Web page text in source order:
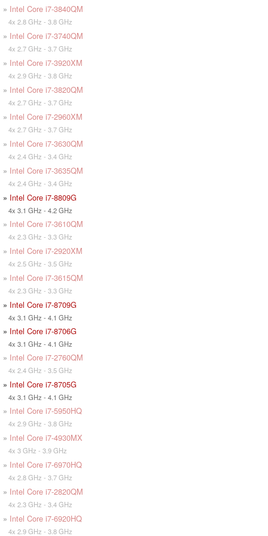
» Intel Core i7-3840QM
4x 2.8 GHz - 3.8 GHz
» Intel Core i7-3740QM
4x 2.7 GHz - 3.7 GHz
» Intel Core i7-3920XM
4x 2.9 GHz - 3.8 GHz
» Intel Core i7-3820QM
4x 2.7 GHz - 3.7 GHz
» Intel Core i7-2960XM
4x 2.7 GHz - 3.7 GHz
» Intel Core i7-3630QM
4x 2.4 GHz - 3.4 GHz
» Intel Core i7-3635QM
4x 2.4 GHz - 3.4 GHz
» Intel Core i7-8809G
4x 3.1 GHz - 4.2 GHz
» Intel Core i7-3610QM
4x 2.3 GHz - 3.3 GHz
» Intel Core i7-2920XM
4x 2.5 GHz - 3.5 GHz
» Intel Core i7-3615QM
4x 2.3 GHz - 3.3 GHz
» Intel Core i7-8709G
4x 3.1 GHz - 4.1 GHz
» Intel Core i7-8706G
4x 3.1 GHz - 4.1 GHz
» Intel Core i7-2760QM
4x 2.4 GHz - 3.5 GHz
» Intel Core i7-8705G
4x 3.1 GHz - 4.1 GHz
» Intel Core i7-5950HQ
4x 2.9 GHz - 3.8 GHz
» Intel Core i7-4930MX
4x 3 GHz - 3.9 GHz
» Intel Core i7-6970HQ
4x 2.8 GHz - 3.7 GHz
» Intel Core i7-2820QM
4x 2.3 GHz - 3.4 GHz
» Intel Core i7-6920HQ
4x 2.9 GHz - 3.8 GHz